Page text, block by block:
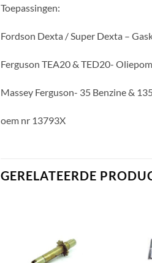
Toepassingen:
Fordson Dexta / Super Dexta –
Ferguson TEA20 & TED20-
Massey Ferguson- 35 Benzine &
oem nr 13793X
GERELATEERDE